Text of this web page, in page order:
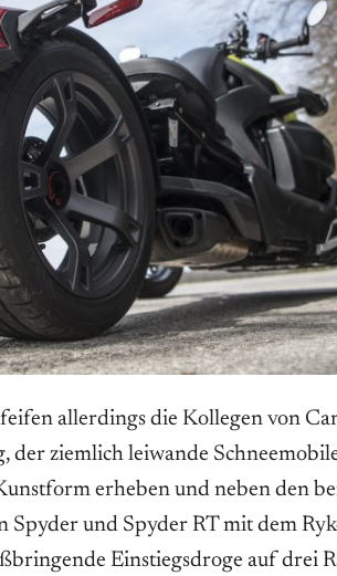
allerdings die Kollegen von
der ziemlich leiwande
erheben und neben den
und Spyder RT mit dem
Einstiegsdroge auf drei